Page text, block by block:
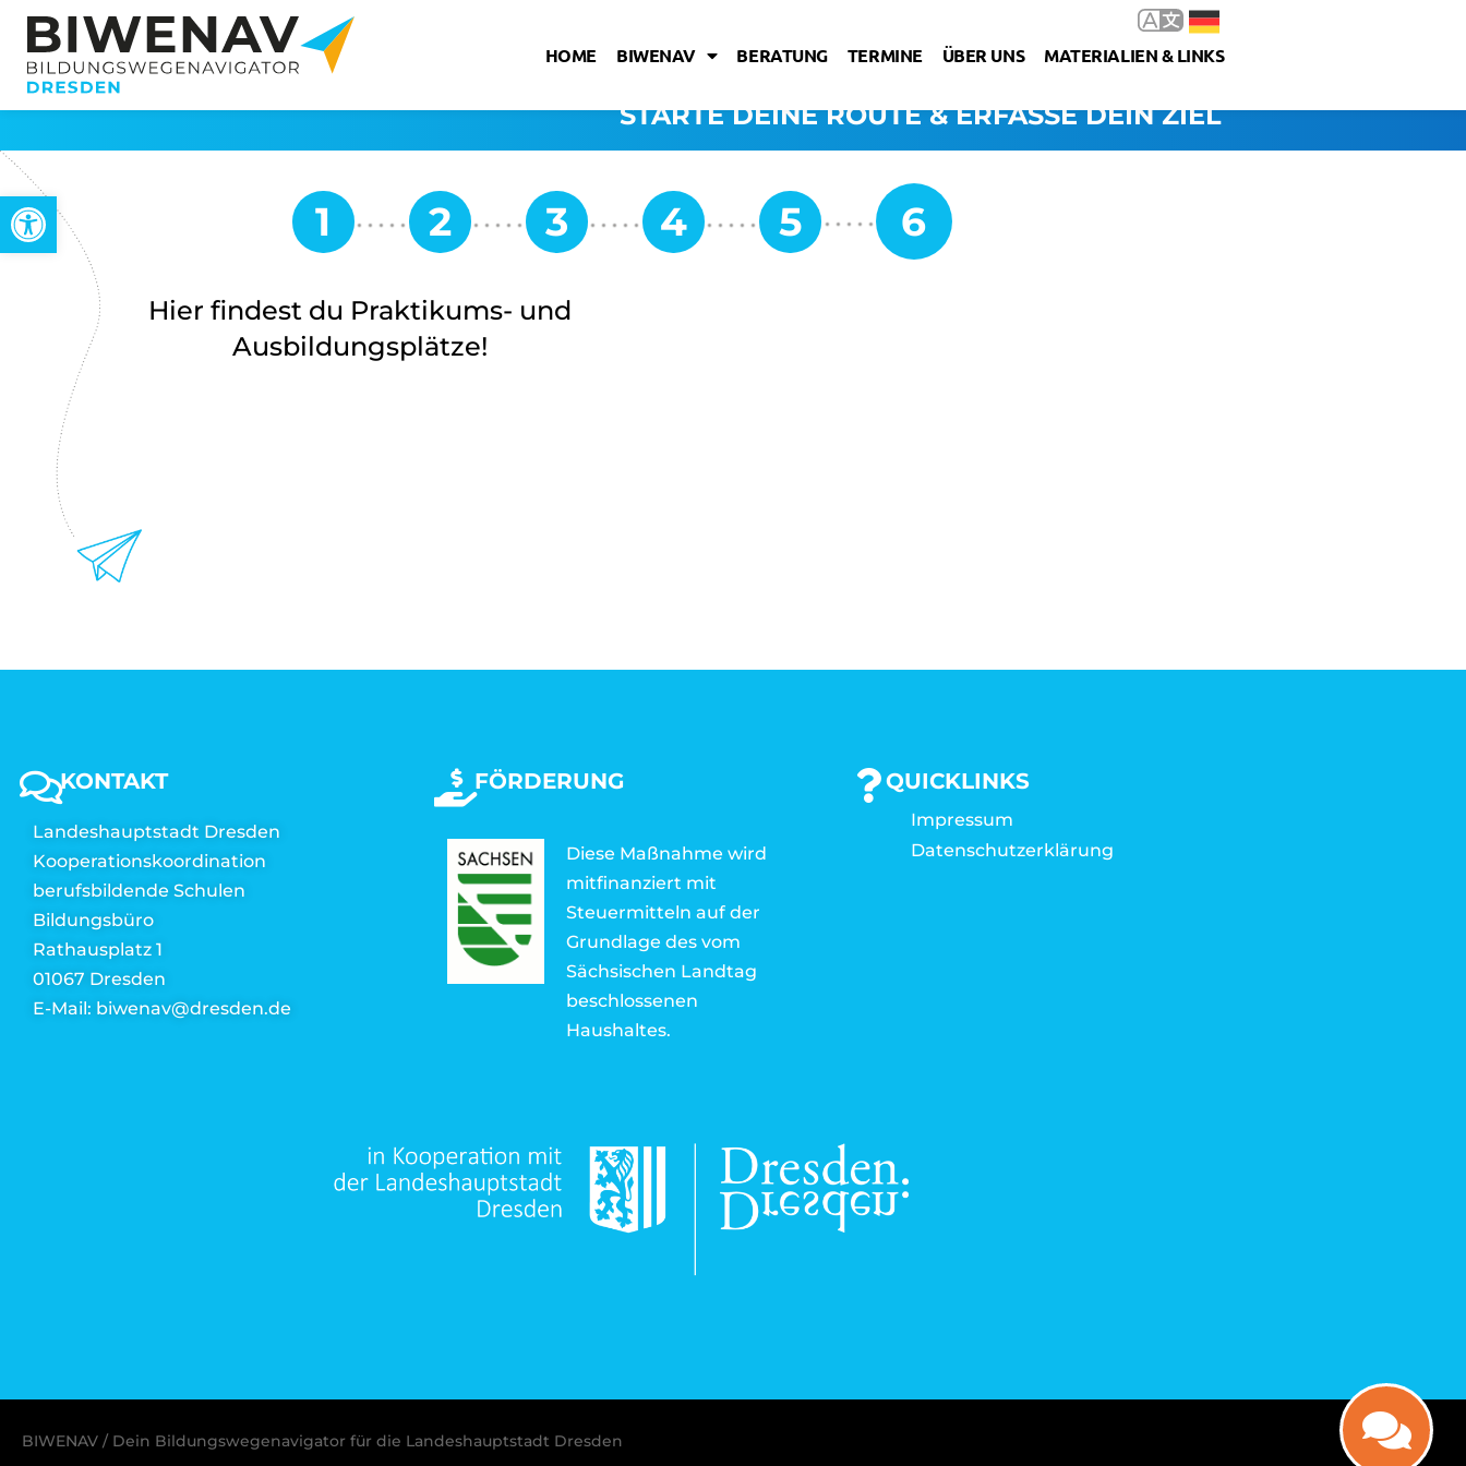
Werkzeugleiste öffnen
HOME BIWENAV BERATUNG TERMINE ÜBER UNS MATERIALIEN & LINKS
STARTE DEINE ROUTE & ERFASSE DEIN ZIEL
Hier findest du Praktikums- und
Ausbildungsplätze!
KONTAKT
Landeshauptstadt Dresden
Kooperationskoordination
berufsbildende Schulen
Bildungsbüro
Rathausplatz 1
01067 Dresden
E-Mail: biwenav@dresden.de
FÖRDERUNG
Diese Maßnahme wird
mitfinanziert mit
Steuermitteln auf der
Grundlage des vom
Sächsischen Landtag
beschlossenen
Haushaltes.
QUICKLINKS
Impressum
Datenschutzerklärung
BIWENAV / Dein Bildungswegenavigator für die Landeshauptstadt Dresden